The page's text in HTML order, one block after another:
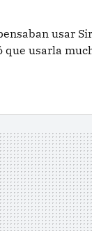
usar
que usarla